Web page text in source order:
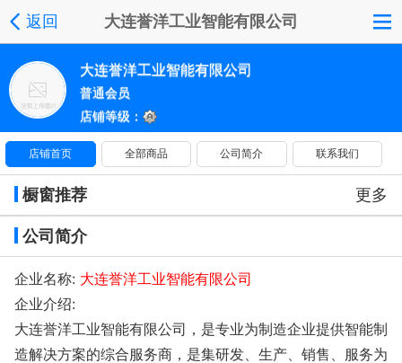
返回 大连誉洋工业智能有限公司
大连誉洋工业智能有限公司
普通会员
店铺等级：
店铺首页 全部商品 公司简介 联系我们
橱窗推荐 更多
公司简介
企业名称: 大连誉洋工业智能有限公司
企业介绍:
大连誉洋工业智能有限公司，是专业为制造企业提供智能制
造解决方案的综合服务商，是集研发、生产、销售、服务为